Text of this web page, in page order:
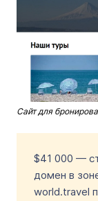
Сайт для
$41 000 —
домен в
world.travel